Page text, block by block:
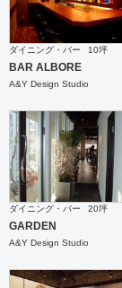
ダイニング・バー 10坪
BAR ALBORE
A&Y Design Studio
ダイニング・バー 20坪
GARDEN
A&Y Design Studio